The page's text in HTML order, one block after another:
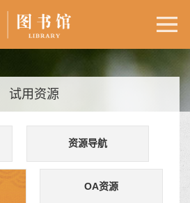
试用资源
资源导航
OA资源